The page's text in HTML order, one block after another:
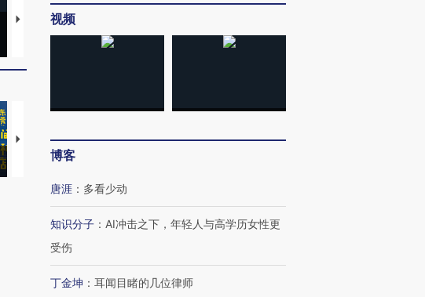
马航飞行员跨国走私7万
粒摇头丸 尿检体内含3种
度Z世代 用街头抗争将教
机”？难民潮撕裂西班牙
【推广】走进第四届链博
会，让数智科技“链”接产
【商旅对话】华住集团
视频
博客
唐涯 ： 多看少动
知识分子 ： AI冲击之下，年轻人与高学历女性更
受伤
丁金坤 ： 耳闻目睹的几位律师